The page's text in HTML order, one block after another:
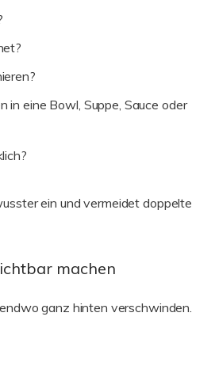
in eine Bowl, Suppe, Sauce oder
ein und vermeidet doppelte
machen
ganz hinten verschwinden.